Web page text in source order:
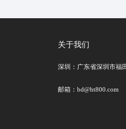
关于我们
深圳：广东省深圳市福
邮箱：bd@ht800.com